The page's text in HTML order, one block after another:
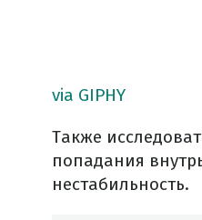
via GIPHY
Также
попадания
нестабильность.